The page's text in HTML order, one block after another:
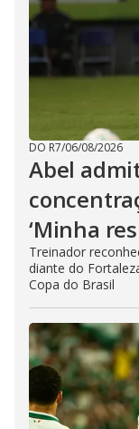
DO R7/06/08/2026
Abel
‘Minha
Treinador
diante do
Copa do Brasil